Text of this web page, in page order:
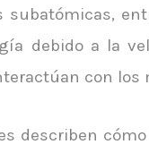
subatómicas,
debido a la
con
describen